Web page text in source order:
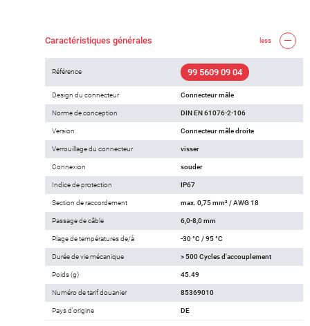
Caractéristiques générales less
Référence 99 5609 09 04
Design du connecteur Connecteur mâle
Norme de conception DIN EN 61076-2-106
Version Connecteur mâle droite
Verrouillage du connecteur visser
Connexion souder
Indice de protection IP67
Section de raccordement max. 0,75 mm² / AWG 18
Passage de câble 6,0-8,0 mm
Plage de températures de/à -30 °C / 95 °C
Durée de vie mécanique > 500 Cycles d'accouplement
Poids (g) 45.49
Numéro de tarif douanier 85369010
Pays d'origine DE